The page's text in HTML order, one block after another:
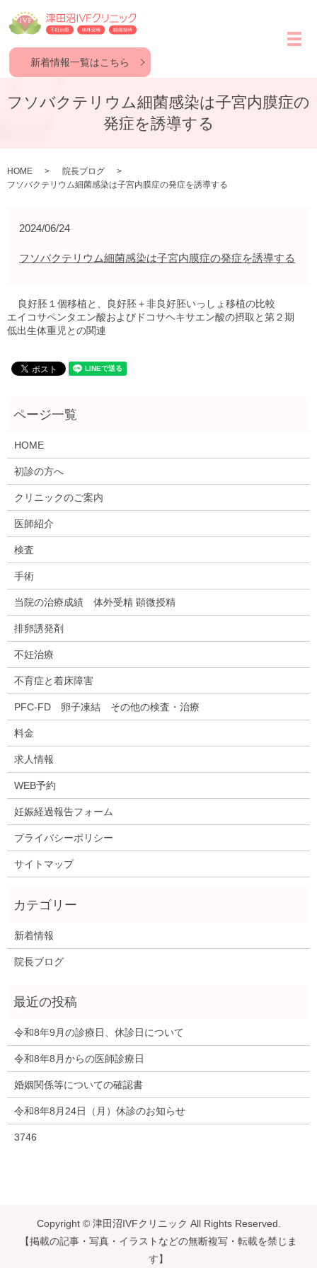
新着情報一覧はこちら
メ
フソバクテリウム細菌感染は子宮内膜症の
発症を誘導する
HOME
院長ブログ
フソバクテリウム細菌感染は子宮内膜症の発症を誘導する
2024/06/24
フソバクテリウム細菌感染は子宮内膜症の発症を誘導する
良好胚１個移植と、良好胚＋非良好胚いっしょ移植の比較
エイコサペンタエン酸およびドコサヘキサエン酸の摂取と第２期
低出生体重児との関連
HOME
初診の方へ
クリニックのご案内
医師紹介
検査
手術
当院の治療成績 体外受精 顕微授精
排卵誘発剤
不妊治療
不育症と着床障害
PFC-FD 卵子凍結 その他の検査・治療
料金
求人情報
WEB予約
妊娠経過報告フォーム
プライバシーポリシー
サイトマップ
新着情報
院長ブログ
令和8年9月の診療日、休診日について
令和8年8月からの医師診療日
婚姻関係等についての確認書
令和8年8月24日（月）休診のお知らせ
3746
Copyright © 津田沼IVFクリニック All Rights Reserved.
【掲載の記事・写真・イラストなどの無断複写・転載を禁じま
す】